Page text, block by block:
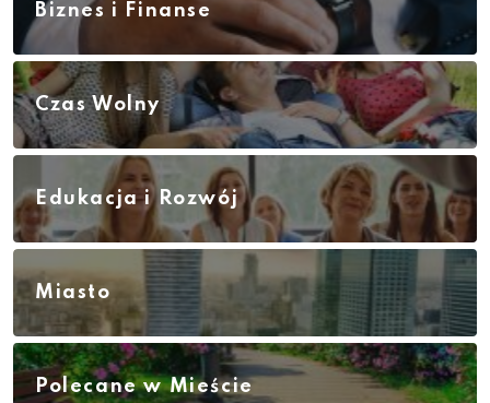
Biznes i Finanse
Czas Wolny
Edukacja i Rozwój
Miasto
Polecane w Mieście